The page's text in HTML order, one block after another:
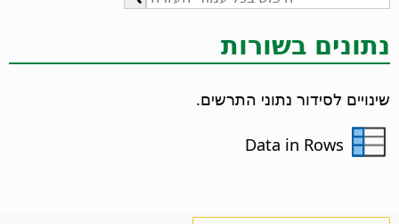
נתונים בשורות
שינויים לסידור נתוני התרשים.
Data in Rows